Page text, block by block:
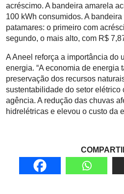
acréscimo. A bandeira amarela
100 kWh consumidos. A
patamares: o primeiro com
segundo, o mais alto, com R$
A Aneel reforça a importância do
energia. “A economia de energia
preservação dos recursos
sustentabilidade do setor elétrico
agência. A redução das chuvas
hidrelétricas e elevou o custo da